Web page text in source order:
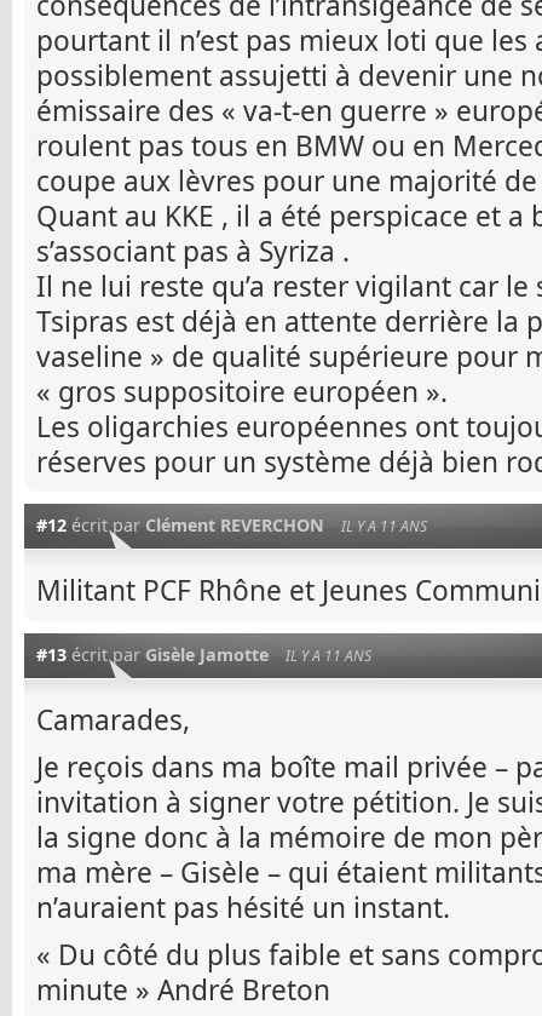
pourtant il n’est pas mieux loti que
possiblement assujetti à devenir une
émissaire des « va-t-en guerre »
roulent pas tous en BMW ou en
coupe aux lèvres pour une majorité
Quant au KKE , il a été perspicace et
s’associant pas à Syriza .
Il ne lui reste qu’a rester vigilant car le
Tsipras est déjà en attente derrière la
vaseline » de qualité supérieure pour
« gros suppositoire européen ».
Les oligarchies européennes ont
réserves pour un système déjà bien
#12 écrit par Clément REVERCHON IL Y A 11 ANS
Militant PCF Rhône et Jeunes
#13 écrit par Gisèle Jamotte IL Y A 11 ANS
Camarades,
Je reçois dans ma boîte mail privée –
invitation à signer votre pétition. Je
la signe donc à la mémoire de mon
ma mère – Gisèle – qui étaient
n’auraient pas hésité un instant.
« Du côté du plus faible et sans
minute » André Breton